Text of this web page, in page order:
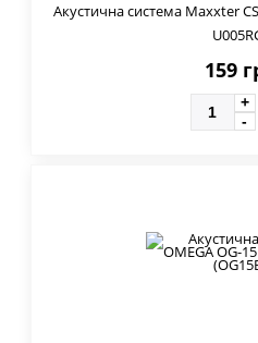
Акустична система Maxxter
159